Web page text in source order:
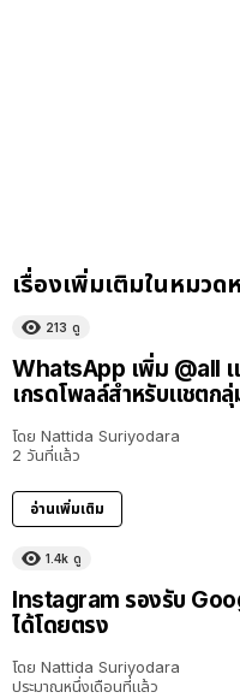
เรื่องเพิ่มเติมในหมวด
213 ดู
WhatsApp เพิ่ม @all
เกรดโพลล์สำหรับแชตกลุ่
โดย Nattida Suriyodara
2 วันที่แล้ว
อ่านเพิ่มเติม
1.4k ดู
Instagram รองรับ
ได้โดยตรง
โดย Nattida Suriyodara
ประมาณหนึ่งเดือนที่แล้ว